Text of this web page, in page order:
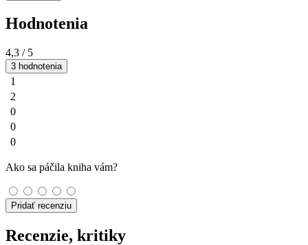
Hodnotenia
4,3 / 5
3 hodnotenia
1
2
0
0
0
Ako sa páčila kniha vám?
Pridať recenziu
Recenzie, kritiky